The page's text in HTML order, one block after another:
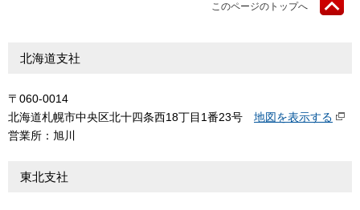
このページのトップへ
北海道支社
〒060-0014
北海道札幌市中央区北十四条西18丁目1番23号 地図を表示する
営業所：旭川
東北支社